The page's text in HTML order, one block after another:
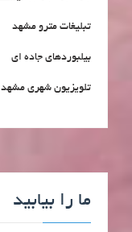
تبلیغات مترو مشهد
بیلبوردهای جاده ای
تلویزیون شهری مشهد
ما را بیابید